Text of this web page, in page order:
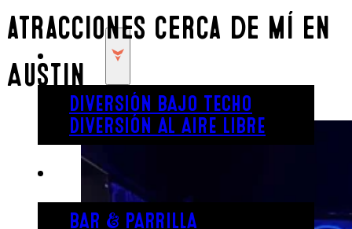
DIVERSIÓN BAJO TECHO
DIVERSIÓN AL AIRE LIBRE
COMER
BAR & PARRILLA
atracciones cerca de mí en
Austin